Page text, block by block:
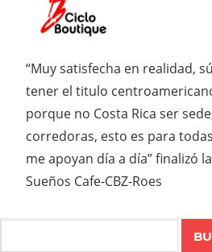
“Muy satisfecha en realidad,
tener el titulo
porque no Costa Rica ser
corredoras, esto es para
me apoyan día a día” finalizó
Sueños Cafe-CBZ-Roes